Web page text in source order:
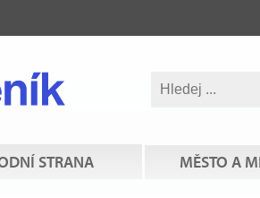
STRANA MĚSTO A